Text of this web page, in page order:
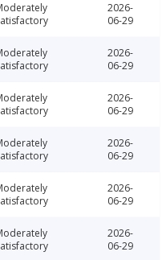
2026-
06-29
2026-
06-29
2026-
06-29
2026-
06-29
2026-
06-29
2026-
06-29